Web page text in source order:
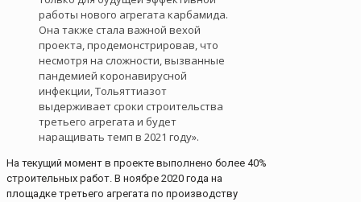
работы нового агрегата карбамида.
Она также стала важной вехой
проекта, продемонстрировав, что
несмотря на сложности, вызванные
пандемией коронавирусной
инфекции, Тольяттиазот
выдерживает сроки строительства
третьего агрегата и будет
наращивать темп в 2021 году».
На текущий момент в проекте выполнено более 40%
строительных работ. В ноябре 2020 года на
площадке третьего агрегата по производству